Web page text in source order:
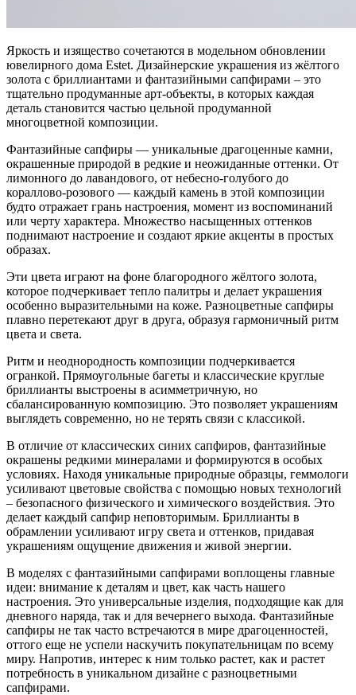
Яркость и изящество сочетаются в модельном обновлении
ювелирного дома Estet. Дизайнерские украшения из жёлтого
золота с бриллиантами и фантазийными сапфирами – это
тщательно продуманные арт-объекты, в которых каждая
деталь становится частью цельной продуманной
многоцветной композиции.
Фантазийные сапфиры — уникальные драгоценные камни,
окрашенные природой в редкие и неожиданные оттенки. От
лимонного до лавандового, от небесно-голубого до
кораллово-розового — каждый камень в этой композиции
будто отражает грань настроения, момент из воспоминаний
или черту характера. Множество насыщенных оттенков
поднимают настроение и создают яркие акценты в простых
образах.
Эти цвета играют на фоне благородного жёлтого золота,
которое подчеркивает тепло палитры и делает украшения
особенно выразительными на коже. Разноцветные сапфиры
плавно перетекают друг в друга, образуя гармоничный ритм
цвета и света.
Ритм и неоднородность композиции подчеркивается
огранкой. Прямоугольные багеты и классические круглые
бриллианты выстроены в асимметричную, но
сбалансированную композицию. Это позволяет украшениям
выглядеть современно, но не терять связи с классикой.
В отличие от классических синих сапфиров, фантазийные
окрашены редкими минералами и формируются в особых
условиях. Находя уникальные природные образцы, геммологи
усиливают цветовые свойства с помощью новых технологий
– безопасного физического и химического воздействия. Это
делает каждый сапфир неповторимым. Бриллианты в
обрамлении усиливают игру света и оттенков, придавая
украшениям ощущение движения и живой энергии.
В моделях с фантазийными сапфирами воплощены главные
идеи: внимание к деталям и цвет, как часть нашего
настроения. Это универсальные изделия, подходящие как для
дневного наряда, так и для вечернего выхода. Фантазийные
сапфиры не так часто встречаются в мире драгоценностей,
оттого еще не успели наскучить покупательницам по всему
миру. Напротив, интерес к ним только растет, как и растет
потребность в уникальном дизайне с разноцветными
сапфирами.